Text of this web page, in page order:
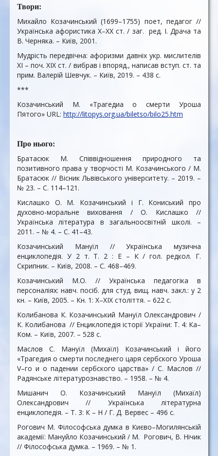
Твори:
Михайло Козачинський (1699–1755) поет, педагог //
Українська афористика Х–ХХ ст. / заг. ред. І. Драча та
В. Черняка. – Київ, 2001.
Мудрість передвічна: афоризми давніх укр. мислителів
XI – поч. XIX ст. / вибрав і впоряд., написав вступ. ст. та
прим. Валерій Шевчук. – Київ, 2019. – 438 с.
***
Козачинський М. «Трагедиа о смерти Уроша
Пятого» URL: http://litopys.org.ua/biletso/bilo25.htm
Про нього:
Братасюк М. Співвідношення природного та
позитивного права у творчості М. Козачинського / М.
Братасюк // Вісник Львівського університету. – 2019. –
№ 23. – С. 114–121.
Кислашко О. М. Козачинський і Г. Кониський про
духовно-моральне виховання / О. Кислашко //
Українська література в загальноосвітній школі. –
2011. – № 4. – С. 41–43.
Козачинський Мануїл // Українська музична
енциклопедія. У 2 т. Т. 2 : Е – К / гол. редкол. Г.
Скрипник. – Київ, 2008. – С. 468–469.
Козачинський М.О. // Українська педагогіка в
персоналіях: навч. посіб. для студ. вищ. навч. закл.: у 2
кн. – Київ, 2005. – Кн. 1: X–XIX століття. – 622 с.
Колибанова К. Козачинський Мануїл Олександрович /
К. Колибанова // Енциклопедія історії України: Т. 4: Ка–
Ком. – Київ, 2007. – 528 с.
Маслов С. Мануїл (Михаїл) Козачинський і його
«Трагедия о смерти последнего царя сербского Уроша
V–го и о падении сербского царства» / С. Маслов //
Радянське літературознавство. – 1958. – № 4.
Мишанич О. Козачинський Мануїл (Михаїл)
Олександрович // Українська літературна
енциклопедія. – Т. 3: К – Н / Г. Д. Вервес – 496 c.
Рогович М. Філософська думка в Києво–Могилянській
академії: Мануйло Козачинський / М. Рогович, В. Нічик
// Філософська думка. – 1969. – № 1.